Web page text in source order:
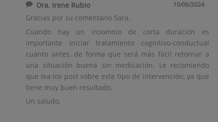
Dra. Irene Rubio 10/06/2024
Gracias por su comentario Sara.
Cuando hay un insomnio de corta duración es
importante iniciar tratamiento cognitivo-conductual
cuanto antes, de forma que será más fácil retornar a
una situación buena sin medicación. Le recomiendo
que lea los post sobre este tipo de intervención, ya que
tiene muy buen resultado.
Un saludo,